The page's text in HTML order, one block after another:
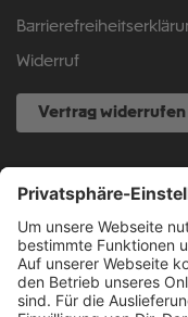
Widerruf
Vertrag widerrufen
NOCH FRAGEN?
040 317 874 888